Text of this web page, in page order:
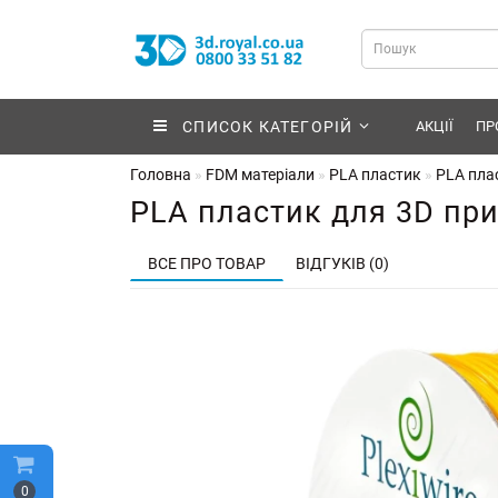
0
СПИСОК КАТЕГОРІЙ АКЦІЇ
Головна FDM матеріали PLA пластик PLA
PLA пластик для 3D
ВСЕ ПРО ТОВАР ВІДГУКІВ (0)